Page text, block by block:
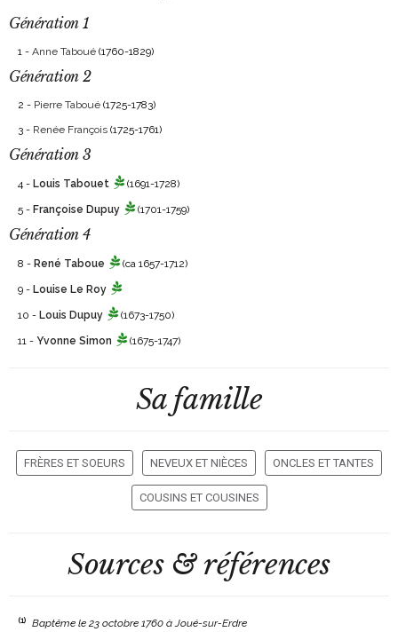
Génération 1
1 - Anne Taboué (1760-1829)
Génération 2
2 - Pierre Taboué (1725-1783)
3 - Renée François (1725-1761)
Génération 3
4 - Louis Tabouet (1691-1728)
5 - Françoise Dupuy (1701-1759)
Génération 4
8 - René Taboue (ca 1657-1712)
9 - Louise Le Roy
10 - Louis Dupuy (1673-1750)
11 - Yvonne Simon (1675-1747)
Sa famille
FRÈRES ET SOEURS NEVEUX ET NIÈCES ONCLES ET TANTES
COUSINS ET COUSINES
Sources & références
(1)
Baptême le 23 octobre 1760 à Joué-sur-Erdre